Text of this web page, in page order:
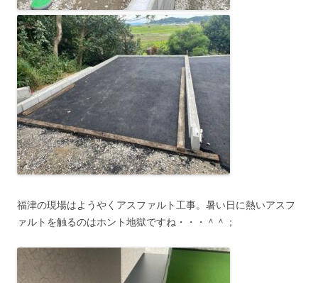
福津の現場はようやくアスファルト工事。暑い日に熱いアスフ
ァルトを触るのはホント地獄ですね・・・＾＾；